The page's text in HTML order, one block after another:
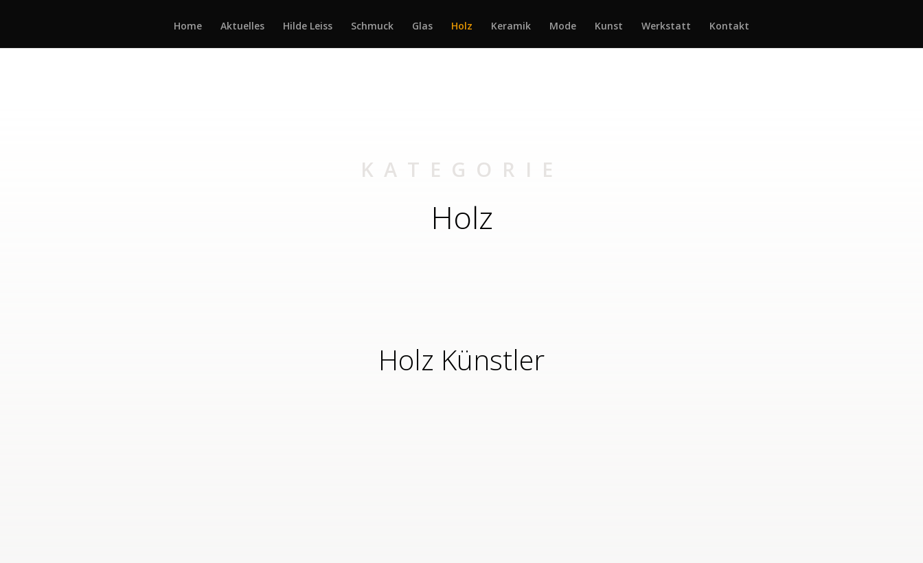
Home Aktuelles Hilde Leiss Schmuck Glas Holz Keramik Mode Kunst Werkstatt Kontakt
KATEGORIE
Holz
Holz Künstler